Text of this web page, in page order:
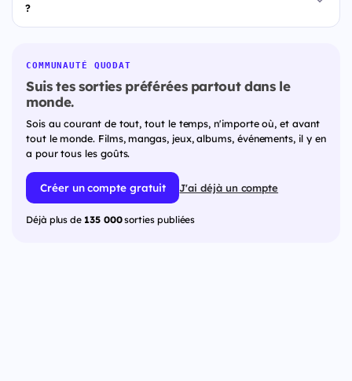
?
COMMUNAUTÉ QUODAT
Suis tes sorties préférées partout dans le
monde.
Sois au courant de tout, tout le temps, n'importe où, et avant
tout le monde. Films, mangas, jeux, albums, événements, il y en
a pour tous les goûts.
Créer un compte gratuit J'ai déjà un compte
Déjà plus de 135 000sorties publiées